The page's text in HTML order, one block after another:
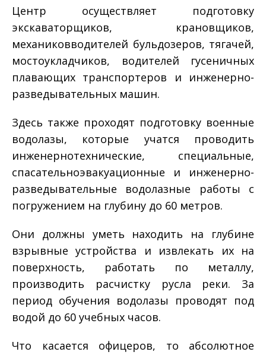
Центр осуществляет подготовку
экскаваторщиков, крановщиков,
механиков­водителей бульдозеров, тягачей,
мостоукладчиков, водителей гусеничных
плавающих транспортеров и инженерно­
разведывательных машин.
Здесь также проходят подготовку военные
водолазы, которые учатся проводить
инженерно­технические, специальные,
спасательно­эвакуационные и инженерно­
разведывательные водолазные работы с
погружением на глубину до 60 метров.
Они должны уметь находить на глубине
взрывные устройства и извлекать их на
поверхность, работать по металлу,
производить расчистку русла реки. За
период обучения водолазы проводят под
водой до 60 учебных часов.
Что касается офицеров, то абсолютное